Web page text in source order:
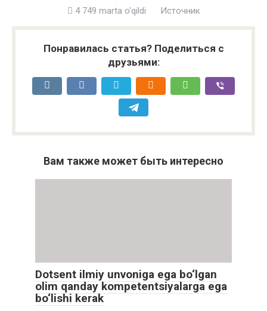
4 749 marta o'qildi Источник
Понравилась статья? Поделиться с
друзьями:
Вам также может быть интересно
Dotsent ilmiy unvoniga ega bo‘lgan
olim qanday kompetentsiyalarga ega
bo‘lishi kerak